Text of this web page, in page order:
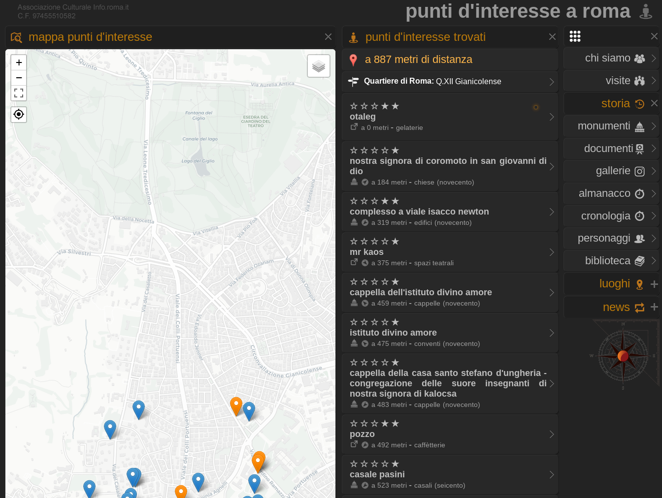
punti d'interesse a roma
chi siamo
visite
storia
monumenti
documenti
gallerie
almanacco
cronologia
personaggi
biblioteca
luoghi
news
mappa punti d'interesse
+
−
punti d'interesse trovati
a 887 metri di distanza
Quartiere di Roma: Q.XII Gianicolense
☆ ☆ ☆ ★ ★
otaleg
a 0 metri - gelaterie
☆ ☆ ☆ ☆ ★
nostra signora di coromoto in san giovanni di
dio
a 184 metri - chiese (novecento)
☆ ☆ ☆ ★ ★
complesso a viale isacco newton
a 319 metri - edifici (novecento)
☆ ☆ ☆ ☆ ★
mr kaos
a 375 metri - spazi teatrali
☆ ☆ ☆ ☆ ★
cappella dell'istituto divino amore
a 459 metri - cappelle (novecento)
☆ ☆ ☆ ☆ ★
istituto divino amore
a 475 metri - conventi (novecento)
☆ ☆ ☆ ☆ ★
cappella della casa santo stefano d'ungheria -
congregazione delle suore insegnanti di
nostra signora di kalocsa
a 483 metri - cappelle (novecento)
☆ ☆ ☆ ★ ★
pozzo
a 492 metri - caffètterie
☆ ☆ ☆ ☆ ★
casale pasini
a 523 metri - casali (seicento)